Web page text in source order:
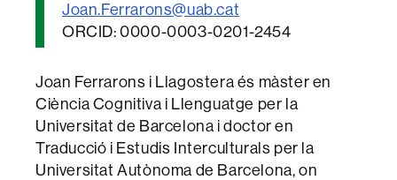
Joan.Ferrarons@uab.cat
ORCID: 0000-0003-0201-2454
Joan Ferrarons i Llagostera és màster en
Ciència Cognitiva i Llenguatge per la
Universitat de Barcelona i doctor en
Traducció i Estudis Interculturals per la
Universitat Autònoma de Barcelona, on